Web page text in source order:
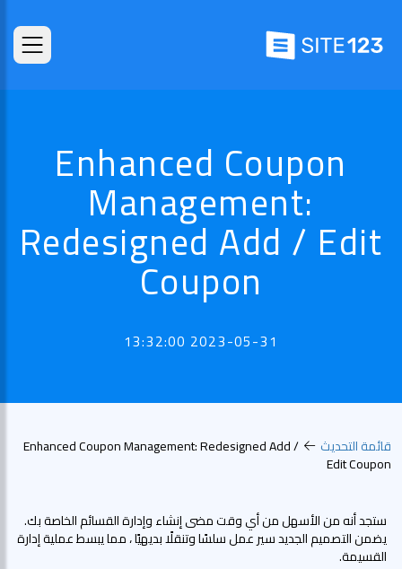
Enhanced Coupon
Management:
Redesigned Add / Edit
Coupon
2023-05-31 13:32:00
قائمة التحديث Enhanced Coupon Management: Redesigned Add /
Edit Coupon
ستجد أنه من الأسهل من أي وقت مضى إنشاء وإدارة القسائم الخاصة بك.
يضمن التصميم الجديد سير عمل سلسًا وتنقلًا بديهيًا ، مما يبسط عملية إدارة
القسيمة.